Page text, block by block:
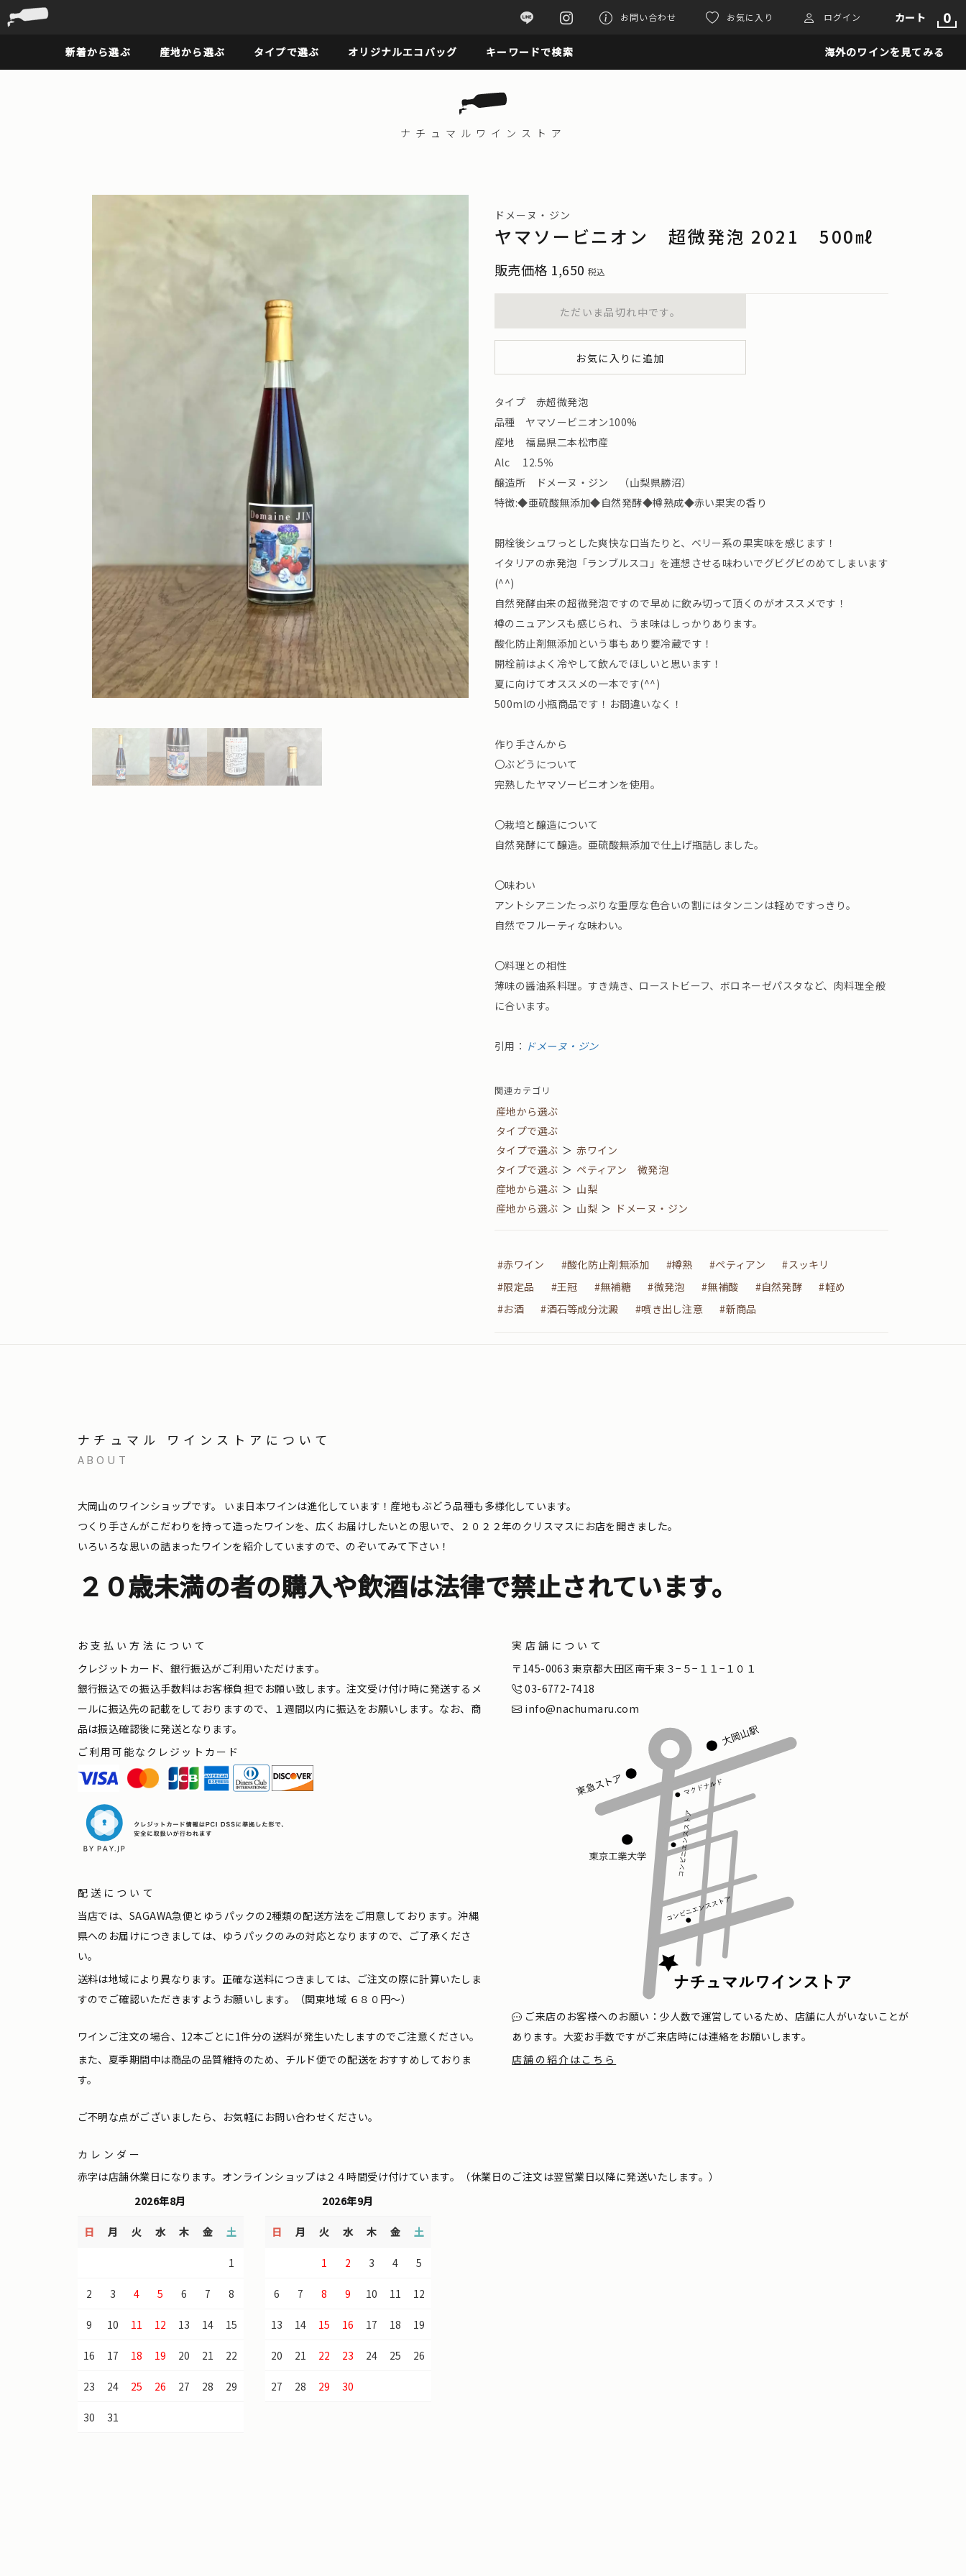
お問い合わせ お気に入り ログイン カート 0
新着から選ぶ 産地から選ぶ タイプで選ぶ オリジナルエコバッグ キーワードで検索 海外のワインを見てみる
ナチュマル ワインストア
ドメーヌ・ジン
ヤマソービニオン 超微発泡 2021 500㎖
販売価格 1,650 税込
ただいま品切れ中です。
お気に入りに追加
タイプ 赤超微発泡
品種 ヤマソービニオン100%
産地 福島県二本松市産
Alc 12.5％
醸造所 ドメーヌ・ジン （山梨県勝沼）
特徴:◆亜硫酸無添加◆自然発酵◆樽熟成◆赤い果実の香り
開栓後シュワっとした爽快な口当たりと、ベリー系の果実味を感じます！
イタリアの赤発泡「ランブルスコ」を連想させる味わいでグビグビのめてしまいます
(^^)
自然発酵由来の超微発泡ですので早めに飲み切って頂くのがオススメです！
樽のニュアンスも感じられ、うま味はしっかりあります。
酸化防止剤無添加という事もあり要冷蔵です！
開栓前はよく冷やして飲んでほしいと思います！
夏に向けてオススメの一本です(^^)
500mlの小瓶商品です！お間違いなく！
作り手さんから
〇ぶどうについて
完熟したヤマソービニオンを使用。
〇栽培と醸造について
自然発酵にて醸造。亜硫酸無添加で仕上げ瓶詰しました。
〇味わい
アントシアニンたっぷりな重厚な色合いの割にはタンニンは軽めですっきり。
自然でフルーティな味わい。
〇料理との相性
薄味の醤油系料理。すき焼き、ローストビーフ、ボロネーゼパスタなど、肉料理全般
に合います。
引用： ドメーヌ・ジン
関連カテゴリ
産地から選ぶ
タイプで選ぶ
タイプで選ぶ ＞ 赤ワイン
タイプで選ぶ ＞ ペティアン 微発泡
産地から選ぶ ＞ 山梨
産地から選ぶ ＞ 山梨 ＞ ドメーヌ・ジン
#赤ワイン #酸化防止剤無添加 #樽熟 #ペティアン
#スッキリ
#限定品
#王冠 #無補糖 #微発泡 #無補酸 #自然発酵
#軽め
#お酒
#酒石等成分沈澱 #噴き出し注意 #新商品
ナチュマル ワインストアについて
ABOUT
大岡山のワインショップです。
いま日本ワインは進化しています！産地もぶどう品種も多様化しています。
つくり手さんがこだわりを持って造ったワインを、広くお届けしたいとの思いで、２０２２年のクリスマスにお店を開きました。
いろいろな思いの詰まったワインを紹介していますので、のぞいてみて下さい！
２０歳未満の者の購入や飲酒は法律で禁止されています。
お支払い方法について
クレジットカード、銀行振込がご利用いただけます。
銀行振込での振込手数料はお客様負担でお願い致します。注文受け付け時に発送するメ
ールに振込先の記載をしておりますので、１週間以内に振込をお願いします。なお、商
品は振込確認後に発送となります。
ご利用可能なクレジットカード
配送について
当店では、SAGAWA急便とゆうパックの2種類の配送方法をご用意しております。沖縄
県へのお届けにつきましては、ゆうパックのみの対応となりますので、ご了承くださ
い。
送料は地域により異なります。正確な送料につきましては、ご注文の際に計算いたしま
すのでご確認いただきますようお願いします。（関東地域 ６８０円〜）
ワインご注文の場合、12本ごとに1件分の送料が発生いたしますのでご注意ください。
また、夏季期間中は商品の品質維持のため、チルド便での配送をおすすめしておりま
す。
ご不明な点がございましたら、お気軽にお問い合わせください。
実店舗について
〒145-0063 東京都大田区南千束３−５−１１−１０１
03-6772-7418
info@nachumaru.com
ご来店のお客様へのお願い：少人数で運営しているため、店舗に人がいないことが
あります。大変お手数ですがご来店時には連絡をお願いします。
店舗の紹介はこちら
カレンダー
赤字は店舗休業日になります。オンラインショップは２４時間受け付けています。（休業日のご注文は翌営業日以降に発送いたします。）
2026年8月
日 月 火 水 木 金 土
1
2 3 4 5 6 7 8
9 10 11 12 13 14 15
16 17 18 19 20 21 22
23 24 25 26 27 28 29
30 31
2026年9月
日 月 火 水 木 金 土
1 2 3 4 5
6 7 8 9 10 11 12
13 14 15 16 17 18 19
20 21 22 23 24 25 26
27 28 29 30